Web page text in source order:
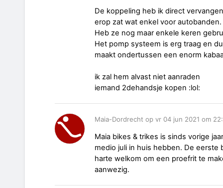
De koppeling heb ik direct
erop zat wat enkel voor autobanden.
Heb ze nog maar enkele keren
Het pomp systeem is erg traag en
maakt ondertussen een enorm
ik zal hem alvast niet aanraden
iemand 2dehandsje kopen :lol:
Maia-Dordrecht op vr 04 jun 2021 om
Maia bikes & trikes is sinds vorige
medio juli in huis hebben. De eerste
harte welkom om een proefrit te
aanwezig.